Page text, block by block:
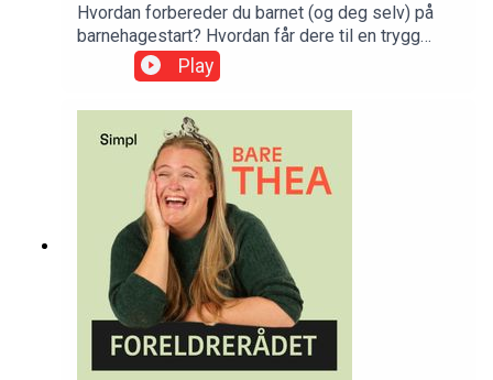
Hvordan forbereder du barnet (og deg selv) på
barnehagestart? Hvordan får dere til en trygg
tilvenning – og hvordan få til et godt samarbeid
med de som skal møte barnet ditt hver dag? Med
Denne episoden ble først publisert 12.mai 2025
Play